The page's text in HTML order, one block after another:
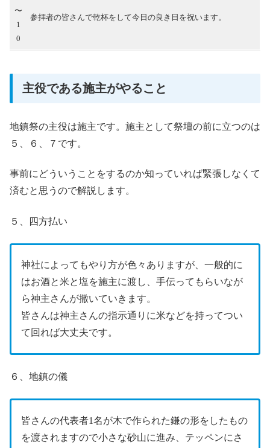
〜
1
0
参拝者の皆さんで乾杯をして今日の良き日を祝います。
主役である施主がやること
地鎮祭の主役は施主です。施主として祭壇の前に立つのは
５、６、７です。
事前にどういうことをするのか知っていれば緊張しなくて
済むと思うので解説します。
５、四方払い
神社によってもやり方が色々ありますが、一般的に
はお酒と米と塩を施主に渡し、手伝ってもらいなが
ら神主さんが撒いていきます。
皆さんは神主さんの指示通りに米などを持ってつい
て回れば大丈夫です。
６、地鎮の儀
皆さんの代表者1名が木で作られた鎌の形をしたもの
を渡されますので小さな砂山に進み、テッペンにさ